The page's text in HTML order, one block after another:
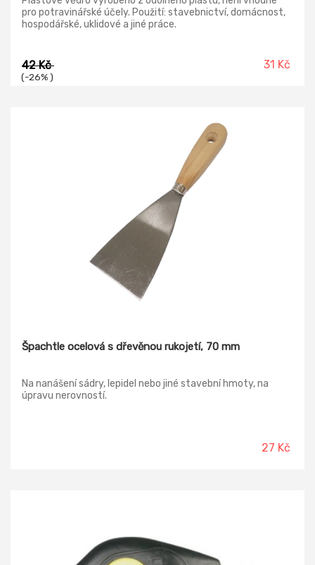
pro potravinářské účely. Použití: stavebnictví, domácnost,
hospodářské, uklidové a jiné práce.
42 Kč
(-26% )
31 Kč
Špachtle ocelová s dřevěnou rukojetí, 70 mm
Na nanášení sádry, lepidel nebo jiné stavební hmoty, na
úpravu nerovností.
27 Kč